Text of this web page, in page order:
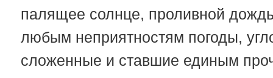
палящее солнце, проливной
любым неприятностям погоды,
сложенные и ставшие единым